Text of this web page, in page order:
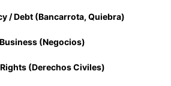
/ Debt (Bancarrota, Quiebra)
(Negocios)
(Derechos Civiles)